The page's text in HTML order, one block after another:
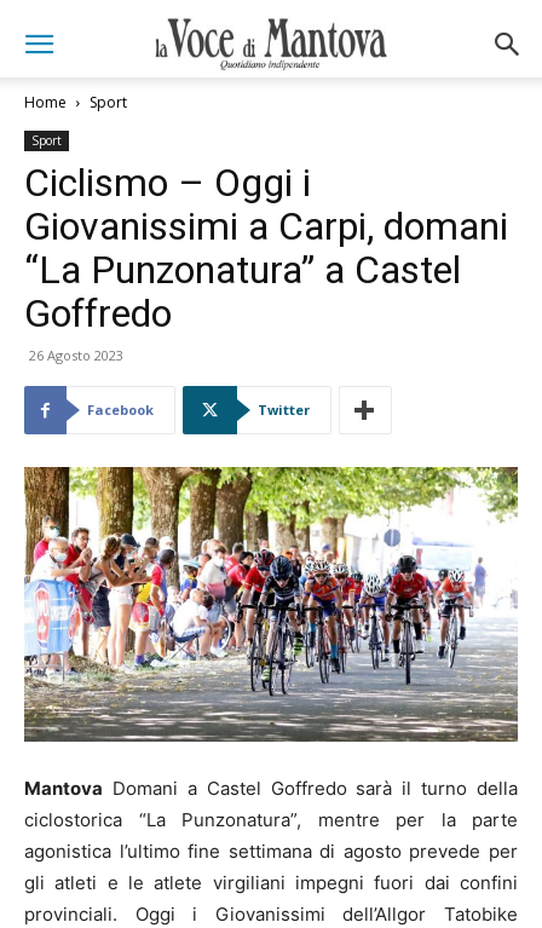
Home Sport
Sport
Ciclismo – Oggi i
Giovanissimi a Carpi, domani
“La Punzonatura” a Castel
Goffredo
26 Agosto 2023
Facebook Twitter
Mantova Domani a Castel Goffredo sarà il turno della
ciclostorica “La Punzonatura”, mentre per la parte
agonistica l’ultimo fine settimana di agosto prevede per
gli atleti e le atlete virgiliani impegni fuori dai confini
provinciali. Oggi i Giovanissimi dell’Allgor Tatobike